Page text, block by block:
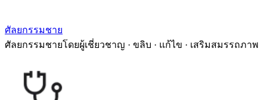
ศัลยกรรมชาย
ศัลยกรรมชายโดยผู้เชี่ยวชาญ · ขลิบ · แก้ไข · เสริมสมรรถภาพ